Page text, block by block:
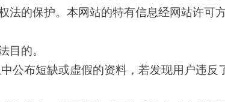
法的保护。本网站的特有信息经网站许可
的。
布短缺或虚假的资料，若发现用户违反